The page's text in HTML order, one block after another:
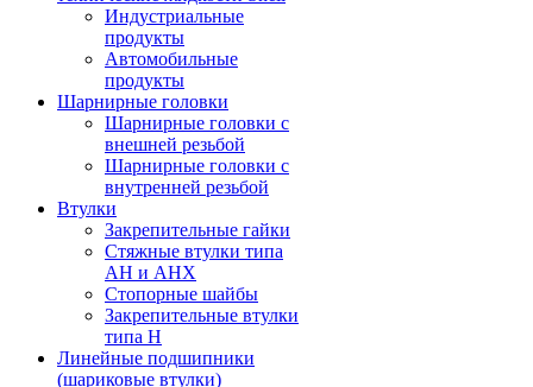
Индустриальные
продукты
Автомобильные
продукты
Шарнирные головки
Шарнирные головки с
внешней резьбой
Шарнирные головки с
внутренней резьбой
Втулки
Закрепительные гайки
Стяжные втулки типа
AH и AHX
Стопорные шайбы
Закрепительные втулки
типа H
Линейные подшипники
(шариковые втулки)